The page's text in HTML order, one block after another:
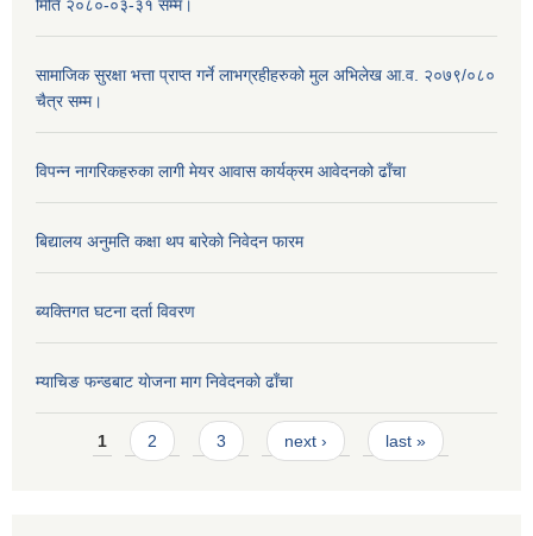
मिति २०८०-०३-३१ सम्म।
सामाजिक सुरक्षा भत्ता प्राप्त गर्ने लाभग्रहीहरुको मुल अभिलेख आ.व. २०७९/०८०
चैत्र सम्म।
विपन्न नागरिकहरुका लागी मेयर आवास कार्यक्रम आवेदनको ढाँचा
बिद्यालय अनुमति कक्षा थप बारेकाे निवेदन फारम
ब्यक्तिगत घटना दर्ता विवरण
म्याचिङ फन्डबाट याेजना माग निवेदनकाे ढाँचा
Pages
1 2 3 next › last »